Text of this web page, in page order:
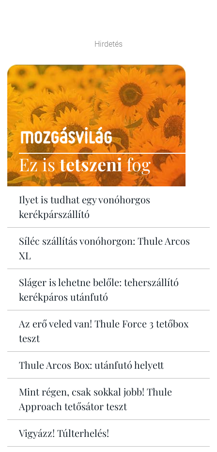
Hirdetés
Ez istetszenifog
Ilyet is tudhat egy vonóhorgos
kerékpárszállító
Síléc szállítás vonóhorgon: Thule Arcos
XL
Sláger is lehetne belőle: teherszállító
kerékpáros utánfutó
Az erő veled van! Thule Force 3 tetőbox
teszt
Thule Arcos Box: utánfutó helyett
Mint régen, csak sokkal jobb! Thule
Approach tetősátor teszt
Vigyázz! Túlterhelés!